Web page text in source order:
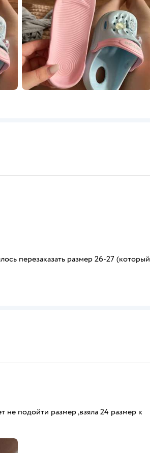
перезаказать размер 26-27 (который
не подойти размер ,взяла 24 размер к